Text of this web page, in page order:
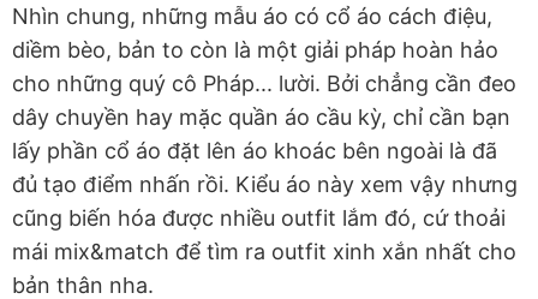
Nhìn chung, những mẫu áo có cổ áo cách điệu,
diềm bèo, bản to còn là một giải pháp hoàn hảo
cho những quý cô Pháp... lười. Bởi chẳng cần đeo
dây chuyền hay mặc quần áo cầu kỳ, chỉ cần bạn
lấy phần cổ áo đặt lên áo khoác bên ngoài là đã
đủ tạo điểm nhấn rồi. Kiểu áo này xem vậy nhưng
cũng biến hóa được nhiều outfit lắm đó, cứ thoải
mái mix&match để tìm ra outfit xinh xắn nhất cho
bản thân nha.